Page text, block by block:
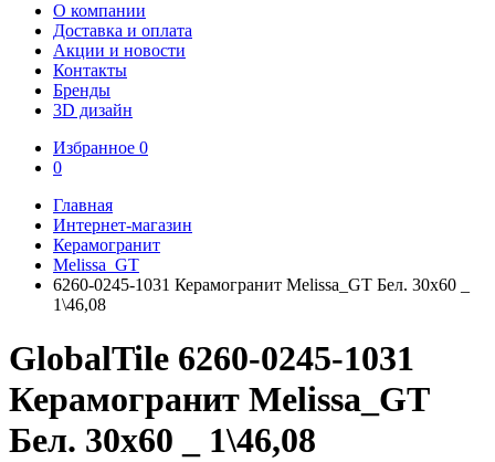
О компании
Доставка и оплата
Акции и новости
Контакты
Бренды
3D дизайн
Избранное 0
0
Главная
Интернет-магазин
Керамогранит
Melissa_GT
6260-0245-1031 Керамогранит Melissa_GT Бел. 30x60 _
1\46,08
GlobalTile 6260-0245-1031
Керамогранит Melissa_GT
Бел. 30x60 _ 1\46,08